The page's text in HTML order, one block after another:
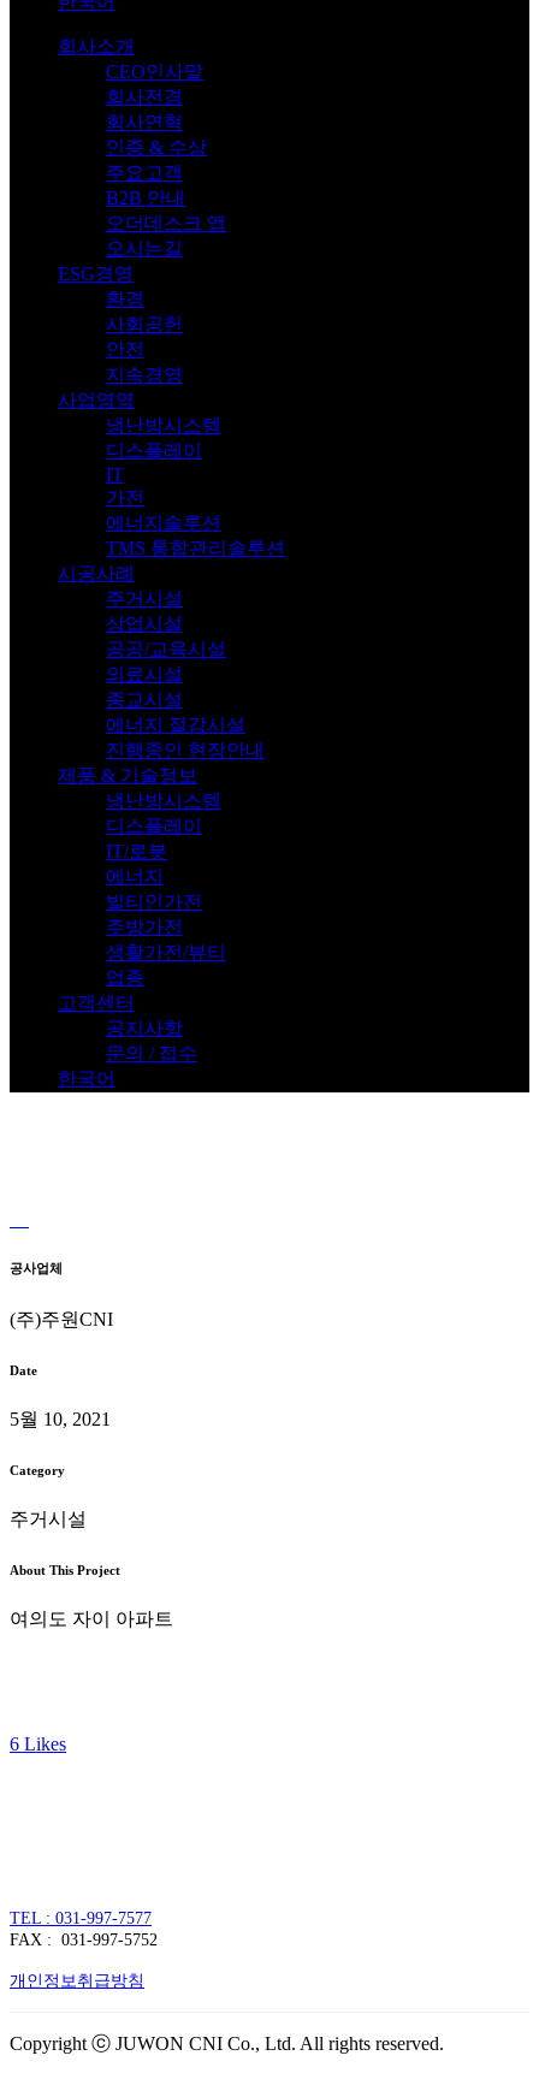
회사소개
CEO인사말
회사전경
회사연혁
인증 & 수상
주요고객
B2B 안내
오더데스크 앱
오시는길
ESG경영
환경
사회공헌
안전
지속경영
사업영역
냉난방시스템
디스플레이
IT
가전
에너지솔루션
TMS 통합관리솔루션
시공사례
주거시설
상업시설
공공/교육시설
의료시설
종교시설
에너지 절감시설
진행중인 현장안내
제품 & 기술정보
냉난방시스템
디스플레이
IT/로봇
에너지
빌티인가전
주방가전
생활가전/뷰티
업종
고객센터
공지사항
문의 / 접수
한국어
공사업체
(주)주원CNI
Date
5월 10, 2021
Category
주거시설
About This Project
여의도 자이 아파트
6 Likes
TEL : 031-997-7577
FAX : 031-997-5752
개인정보취급방침
Copyright ⓒ JUWON CNI Co., Ltd. All rights reserved.